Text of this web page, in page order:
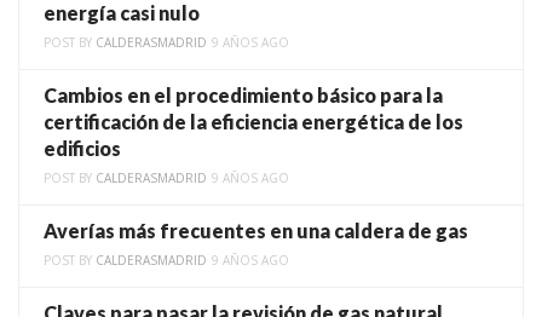
energía casi nulo
POST BY CALDERASMADRID 9 AÑOS AGO
Cambios en el procedimiento básico para la
certificación de la eficiencia energética de los
edificios
POST BY CALDERASMADRID 9 AÑOS AGO
Averías más frecuentes en una caldera de gas
POST BY CALDERASMADRID 9 AÑOS AGO